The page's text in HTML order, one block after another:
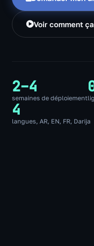
Voir comment
2–4
semaines de déploiement
4
langues, AR, EN, FR, Darija